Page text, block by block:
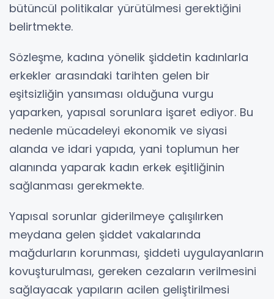
bütüncül politikalar yürütülmesi gerektiğini
belirtmekte.
Sözleşme, kadına yönelik şiddetin kadınlarla
erkekler arasındaki tarihten gelen bir
eşitsizliğin yansıması olduğuna vurgu
yaparken, yapısal sorunlara işaret ediyor. Bu
nedenle mücadeleyi ekonomik ve siyasi
alanda ve idari yapıda, yani toplumun her
alanında yaparak kadın erkek eşitliğinin
sağlanması gerekmekte.
Yapısal sorunlar giderilmeye çalışılırken
meydana gelen şiddet vakalarında
mağdurların korunması, şiddeti uygulayanların
kovuşturulması, gereken cezaların verilmesini
sağlayacak yapıların acilen geliştirilmesi